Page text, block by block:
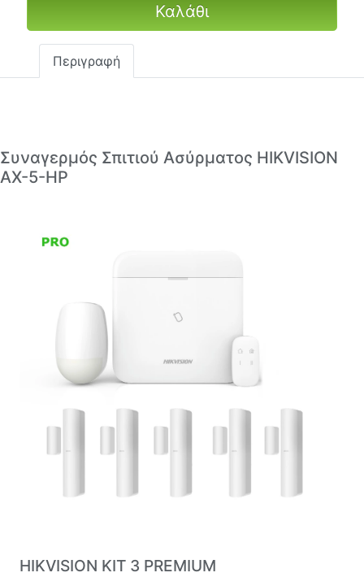
Καλάθι
Περιγραφή
Συναγερμός Σπιτιού Ασύρματος HIKVISION
AX-5-HP
HIKVISION ΚΙΤ 3 PREMIUM